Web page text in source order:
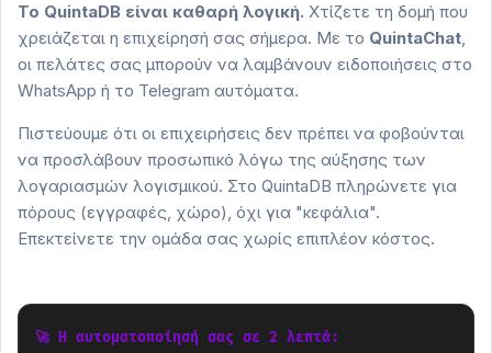
Το QuintaDB είναι καθαρή λογική. Χτίζετε τη δομή που
χρειάζεται η επιχείρησή σας σήμερα. Με το QuintaChat,
οι πελάτες σας μπορούν να λαμβάνουν ειδοποιήσεις στο
WhatsApp ή το Telegram αυτόματα.
Πιστεύουμε ότι οι επιχειρήσεις δεν πρέπει να φοβούνται
να προσλάβουν προσωπικό λόγω της αύξησης των
λογαριασμών λογισμικού. Στο QuintaDB πληρώνετε για
πόρους (εγγραφές, χώρο), όχι για "κεφάλια".
Επεκτείνετε την ομάδα σας χωρίς επιπλέον κόστος.
🚀 Η αυτοματοποίησή σας σε 2 λεπτά: